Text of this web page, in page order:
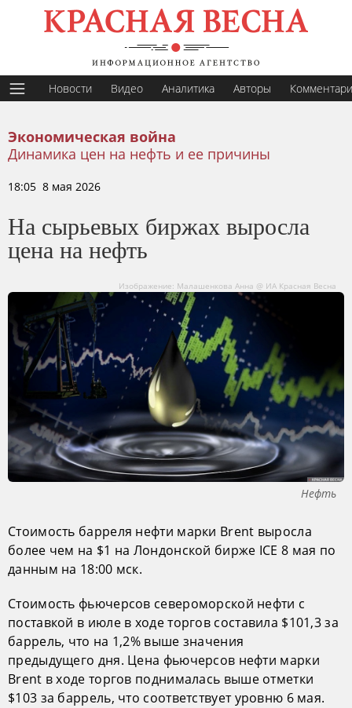
Новости Видео Аналитика Авторы
Экономическая война
Динамика цен на нефть и ее причины
18:05 8 мая 2026
На сырьевых биржах выросла
цена на нефть
Изображение: Малашенкова Анна @ ИА Красная Весна
Нефть
Стоимость барреля нефти марки Brent выросла
более чем на $1 на Лондонской бирже ICE 8 мая по
данным на 18:00 мск.
Стоимость фьючерсов североморской нефти с
поставкой в июле в ходе торгов составила $101,3 за
баррель, что на 1,2% выше значения
предыдущего дня. Цена фьючерсов нефти марки
Brent в ходе торгов поднималась выше отметки
$103 за баррель, что соответствует уровню 6 мая.